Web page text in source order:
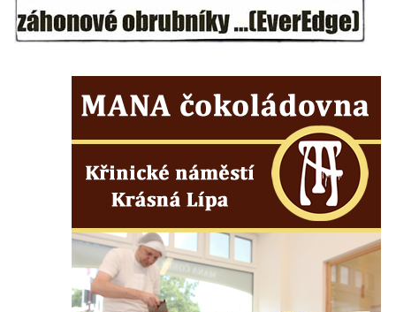
Kostel svatého Havla na hřbitově v
Kaple svatého Vavřince v Mirošovicích
Márnice na hřbitově v Račicích
Výklenková kaple na rozcestí na jižním
okraji Liběšic
Kostel svaté Kateřiny v Chouči
Kaple svatého Blažeje východně od Lužice